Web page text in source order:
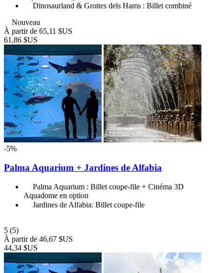
Dinosaurland & Grottes dels Hams : Billet combiné
Nouveau
À partir de 65,11 $US
61,86 $US
-5%
Palma Aquarium + Jardines de Alfabia
Palma Aquarium : Billet coupe-file + Cinéma 3D
Aquadome en option
Jardines de Alfabia: Billet coupe-file
5 (5)
À partir de 46,67 $US
44,34 $US